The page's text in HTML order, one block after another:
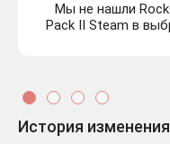
Мы не нашли
Pack II Steam в
История